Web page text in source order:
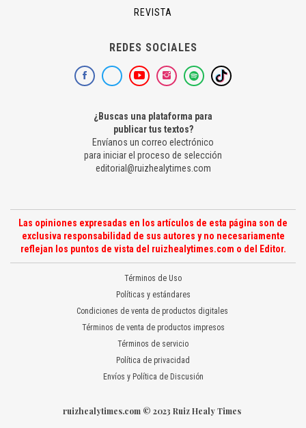
REVISTA
REDES SOCIALES
¿Buscas una plataforma para
publicar tus textos?
Envíanos un correo electrónico
para iniciar el proceso de selección
editorial@ruizhealytimes.com
Las opiniones expresadas en los artículos de esta página son de
exclusiva responsabilidad de sus autores y no necesariamente
reflejan los puntos de vista del ruizhealytimes.com o del Editor.
Términos de Uso
Políticas y estándares
Condiciones de venta de productos digitales
Términos de venta de productos impresos
Términos de servicio
Política de privacidad
Envíos y Política de Discusión
ruizhealytimes.com © 2023 Ruiz Healy Times